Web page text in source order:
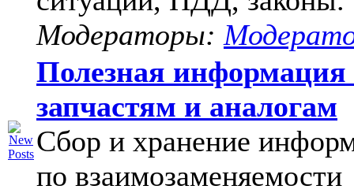
Модераторы:
Полезная информация
запчастям и аналогам
Сбор и хранение
по взаимозаменяемости